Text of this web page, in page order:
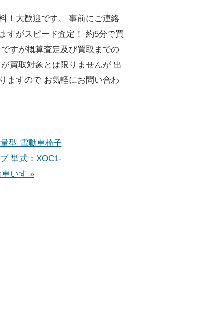
！大歓迎です。 事前にご連絡
すがスピード査定！ 約5分で買
すが概算査定及び買取までの
買取対象とは限りませんが 出
ますので お気軽にお問い合わ
型 電動車椅子
型式：XOC1-
いす »